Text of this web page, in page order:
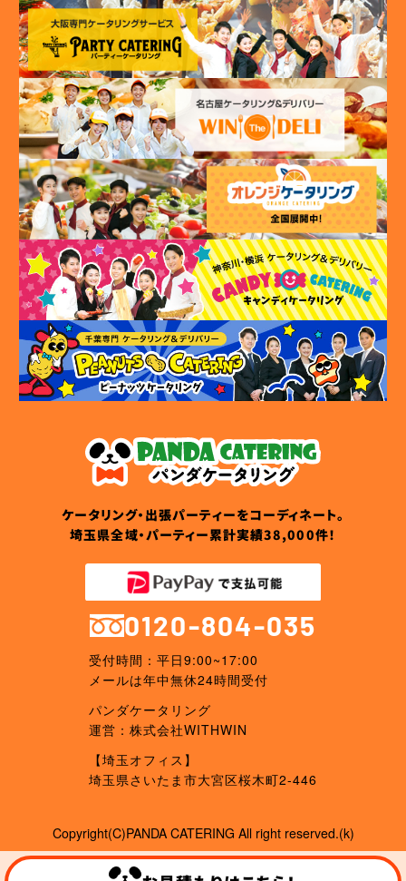
ケータリング・出張パーティーをコーディネート。
埼玉県全域・パーティー累計実績38,000件！
0120-804-035
受付時間：平日9:00~17:00
メールは年中無休24時間受付
パンダケータリング
運営：株式会社WITHWIN
【埼玉オフィス】
埼玉県さいたま市大宮区桜木町2-446
Copyright(C)PANDA CATERING All right reserved.(k)